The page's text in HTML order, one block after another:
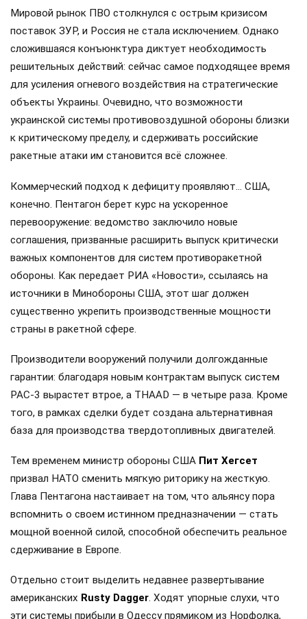
Мировой рынок ПВО столкнулся с острым кризисом
поставок ЗУР, и Россия не стала исключением. Однако
сложившаяся конъюнктура диктует необходимость
решительных действий: сейчас самое подходящее время
для усиления огневого воздействия на стратегические
объекты Украины. Очевидно, что возможности
украинской системы противовоздушной обороны близки
к критическому пределу, и сдерживать российские
ракетные атаки им становится всё сложнее.
Коммерческий подход к дефициту проявляют… США,
конечно. Пентагон берет курс на ускоренное
перевооружение: ведомство заключило новые
соглашения, призванные расширить выпуск критически
важных компонентов для систем противоракетной
обороны. Как передает РИА «Новости», ссылаясь на
источники в Минобороны США, этот шаг должен
существенно укрепить производственные мощности
страны в ракетной сфере.
Производители вооружений получили долгожданные
гарантии: благодаря новым контрактам выпуск систем
PAC-3 вырастет втрое, а THAAD — в четыре раза. Кроме
того, в рамках сделки будет создана альтернативная
база для производства твердотопливных двигателей.
Тем временем министр обороны США Пит Хегсет
призвал НАТО сменить мягкую риторику на жесткую.
Глава Пентагона настаивает на том, что альянсу пора
вспомнить о своем истинном предназначении — стать
мощной военной силой, способной обеспечить реальное
сдерживание в Европе.
Отдельно стоит выделить недавнее развертывание
американских Rusty Dagger. Ходят упорные слухи, что
эти системы прибыли в Одессу прямиком из Норфолка,